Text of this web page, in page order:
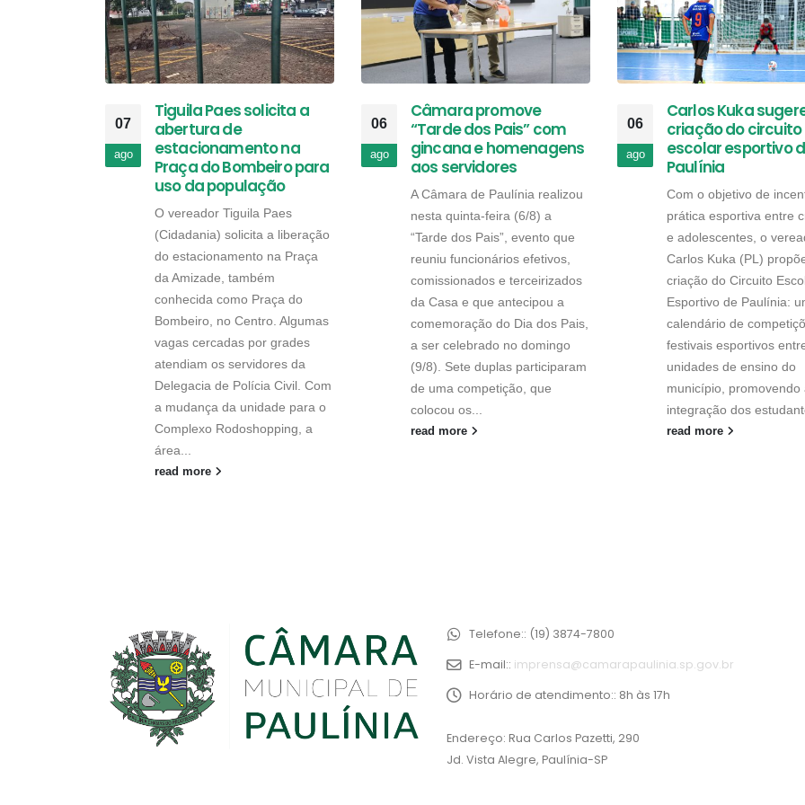
07
ago
Tiguila Paes solicita a
abertura de
estacionamento na
Praça do Bombeiro para
uso da população
O vereador Tiguila Paes
(Cidadania) solicita a liberação
do estacionamento na Praça
da Amizade, também
conhecida como Praça do
Bombeiro, no Centro. Algumas
vagas cercadas por grades
atendiam os servidores da
Delegacia de Polícia Civil. Com
a mudança da unidade para o
Complexo Rodoshopping, a
área...
read more
06
ago
Câmara promove
“Tarde dos Pais” com
gincana e homenagens
aos servidores
A Câmara de Paulínia realizou
nesta quinta-feira (6/8) a
“Tarde dos Pais”, evento que
reuniu funcionários efetivos,
comissionados e terceirizados
da Casa e que antecipou a
comemoração do Dia dos Pais,
a ser celebrado no domingo
(9/8). Sete duplas participaram
de uma competição, que
colocou os...
read more
06
ago
Carlos Kuka
criação do circuito
escolar esportivo
Paulínia
Com o objetivo de
prática esportiva entre
e adolescentes, o
Carlos Kuka (PL)
criação do Circuito
Esportivo de Paulínia:
calendário de
festivais esportivos
unidades de ensino do
município, promovendo
integração dos
read more
Telefone:: (19) 3874-7800
E-mail:: imprensa@camarapaulinia.sp.gov.br
Horário de atendimento:: 8h às 17h
Endereço: Rua Carlos Pazetti, 290
Jd. Vista Alegre, Paulínia-SP